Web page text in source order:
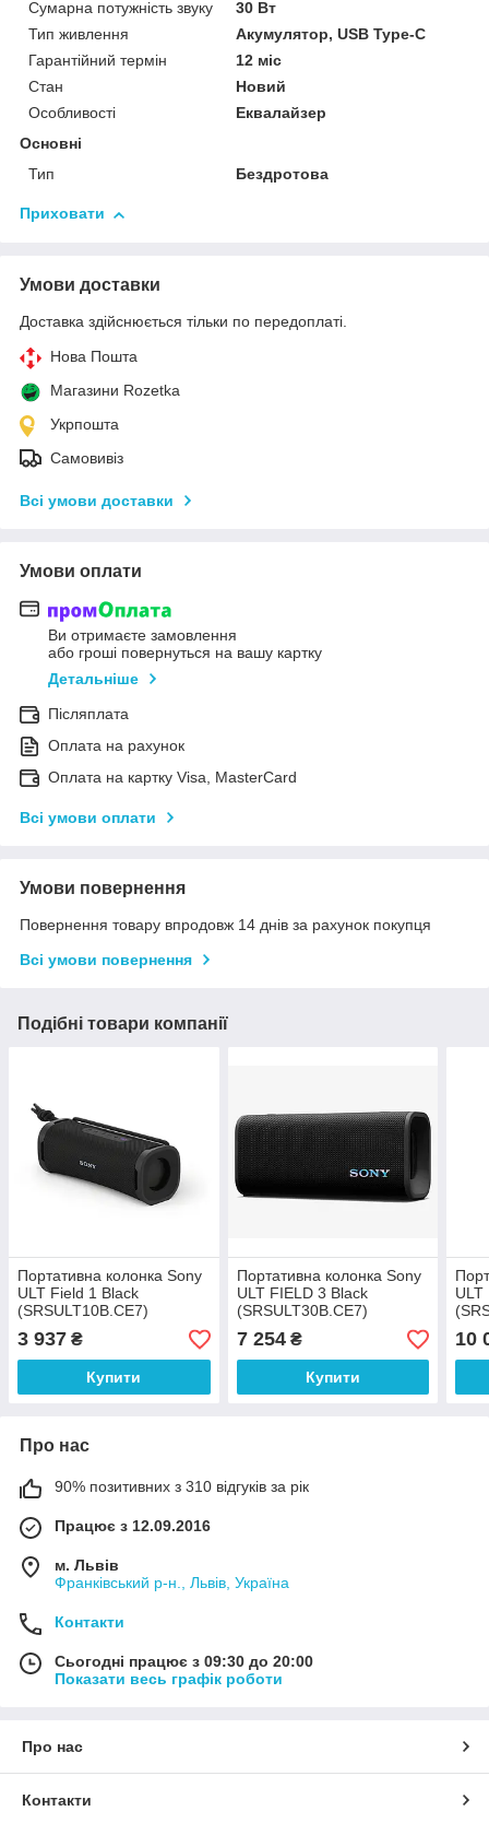
Сумарна потужність звуку
30 Вт
Тип живлення
Акумулятор, USB Type-C
Гарантійний термін
12 міс
Стан
Новий
Особливості
Еквалайзер
Основні
Тип
Бездротова
Приховати
Умови доставки
Доставка здійснюється тільки по передоплаті.
Нова Пошта
Магазини Rozetka
Укрпошта
Самовивіз
Всі умови доставки
Умови оплати
Ви отримаєте замовлення
або гроші повернуться на вашу картку
Детальніше
Післяплата
Оплата на рахунок
Оплата на картку Visa, MasterCard
Всі умови оплати
Умови повернення
Повернення товару впродовж 14 днів за рахунок покупця
Всі умови повернення
Подібні товари компанії
Портативна колонка Sony
ULT Field 1 Black
(SRSULT10B.CE7)
3 937 ₴
Купити
Портативна колонка Sony
ULT FIELD 3 Black
(SRSULT30B.CE7)
SRSULT30B.E
7 254₴
Купити
ULT
10
Про нас
90% позитивних з 310 відгуків за рік
Працює з 12.09.2016
м. Львів
Франківський р-н., Львів, Україна
Контакти
Сьогодні працює з 09:30 до 20:00
Показати весь графік роботи
Про нас
Контакти